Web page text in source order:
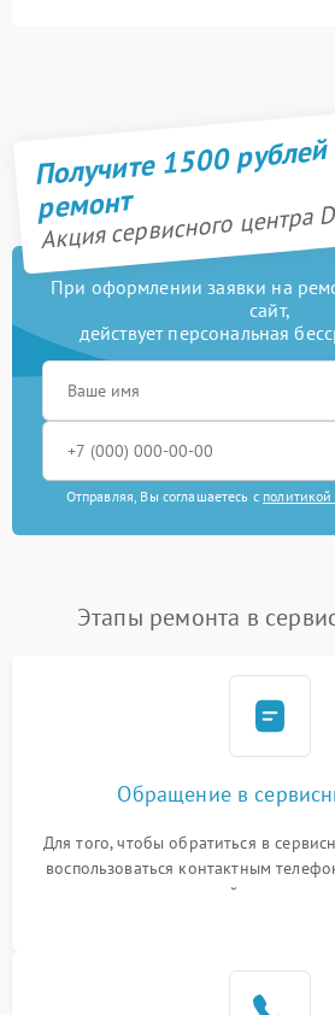
Получите 1500
ремонт
Акция сервисного центра
При оформлении заявки на
сайт,
действует персональная
Отправляя, Вы соглашаетесь с
Этапы ремонта в
Обращение в
Для того, чтобы обратиться в
воспользоваться контактным
или оставить свой номер